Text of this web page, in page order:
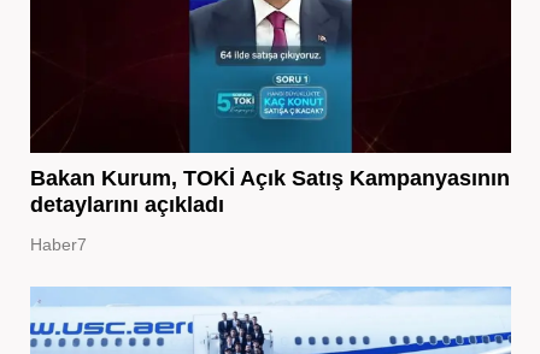
Bakan Kurum, TOKİ Açık Satış Kampanyasının
detaylarını açıkladı
Haber7